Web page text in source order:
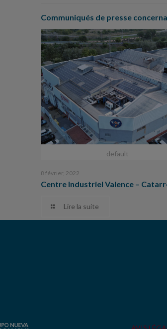
Communiqués de presse
default
8 février, 2022
Centre Industriel Valence –
Lire la suite